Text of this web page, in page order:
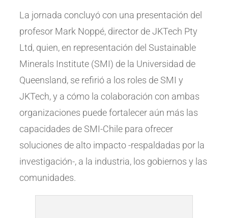
La jornada concluyó con una presentación del
profesor Mark Noppé, director de JKTech Pty
Ltd, quien, en representación del Sustainable
Minerals Institute (SMI) de la Universidad de
Queensland, se refirió a los roles de SMI y
JKTech, y a cómo la colaboración con ambas
organizaciones puede fortalecer aún más las
capacidades de SMI-Chile para ofrecer
soluciones de alto impacto -respaldadas por la
investigación-, a la industria, los gobiernos y las
comunidades.